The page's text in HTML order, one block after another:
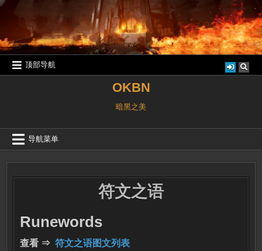
跳
容
顶部导航
OKBN
暗黑之美
导航菜单
符文之语
Runewords
查看 ⇒符文之语图文列表